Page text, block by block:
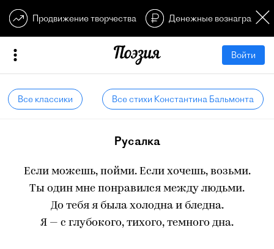
Продвижение творчества Денежные
Войти
Все классики Все стихи Константина Бальмонта
Русалка
Если можешь, пойми. Если хочешь, возьми.
Ты один мне понравился между людьми.
До тебя я была холодна и бледна.
Я — с глубокого, тихого, темного дна.